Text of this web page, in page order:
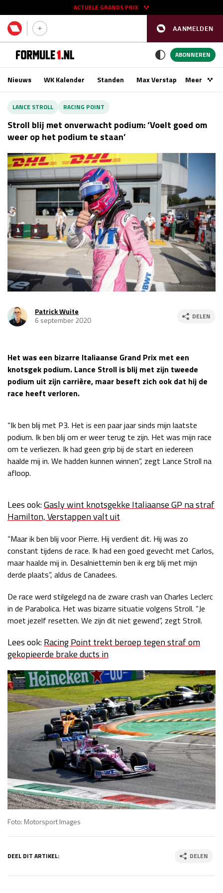
AANMELDEN
ACTUELE GRANDS PRIX
11 - 13 sep
Race
GP AZERBEIDZJAN 2026 24 - 26 sep
Kwalificatie
vr 14:00 - 15:00
Race
za 13:00 - 15:00
za 15:00 - 16:00
zo 14:00 - 16:00
GP VERENIGDE STATEN 2026 23 - 25 okt
Kwalificatie
za 23:00 - 00:00
GP MEXICO 2026
Kwalificatie
za 22:00 - 23:00
Race
zo 21:00 - 23:00
GP SÃO PAULO 2026
Kwalificatie
za 19:00 - 20:00
Race
zo 18:00 - 20:00
LAS VEGAS GRAND PRIX 2026
GP QATAR 2026 27 - 29 nov
Kwalificatie
za 19:00 - 20:00
Race
zo 17:00 - 19:00
GP ABU DHABI 2026 04 - 06 dec
Kwalificatie
ABONNEREN
Nieuws WK Kalender Standen Max VerstappenMeer
LANCE STROLL RACING POINT
Stroll blij met onverwacht podium: ‘Voelt goed om
weer op het podium te staan’
Patrick Wuite
6 september 2020
DELEN
Het was een bizarre Italiaanse Grand Prix met een
knotsgek podium. Lance Stroll is blij met zijn tweede
podium uit zijn carrière, maar beseft zich ook dat hij de
race heeft verloren.
“Ik ben blij met P3. Het is een paar jaar sinds mijn laatste
podium. Ik ben blij om er weer terug te zijn. Het was mijn race
om te verliezen. Ik had geen grip bij de start en iedereen
haalde mij in. We hadden kunnen winnen”, zegt Lance Stroll na
afloop.
Lees ook:Gasly wint knotsgekke Italiaanse GP na straf
Hamilton, Verstappen valt uit
“Maar ik ben blij voor Pierre. Hij verdient dit. Hij was zo
constant tijdens de race. Ik had een goed gevecht met Carlos,
maar haalde mij in. Desalniettemin ben ik erg blij met mijn
derde plaats”, aldus de Canadees.
De race werd stilgelegd na de zware crash van Charles Leclerc
in de Parabolica. Het was bizarre situatie volgens Stroll. “Je
moet jezelf resetten. We zijn dit niet gewend”, zegt Stroll.
Lees ook:Racing Point trekt beroep tegen straf om
gekopieerde brake ducts in
Foto: Motorsport Images
DEEL DIT ARTIKEL: DELEN